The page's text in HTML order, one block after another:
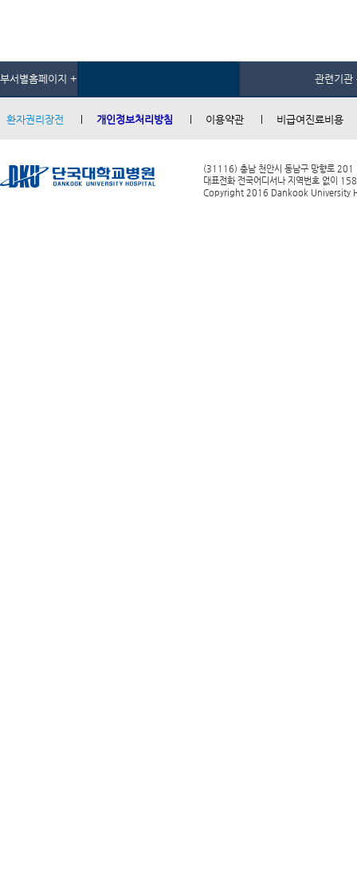
부서별홈페이지 + 관련기관
환자권리장전 개인정보처리방침 이용약관 비급여진료비용
(31116) 충남 천안시 동남구 망향로 201
대표전화 전국어디서나 지역번호 없이
Copyright 2016 Dankook University